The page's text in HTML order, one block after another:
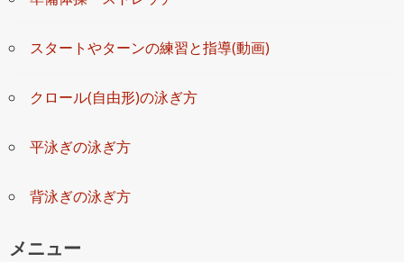
スタートやターンの練習と指導(動画)
クロール(自由形)の泳ぎ方
平泳ぎの泳ぎ方
背泳ぎの泳ぎ方
メニュー